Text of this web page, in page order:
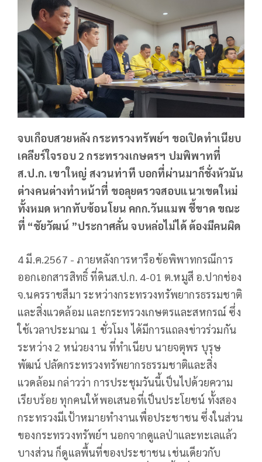
จบเกือบสวย​หลัง​ กระทรวงทรัพย์​ฯ​ ขอเปิดทำเนียบ​
เคลียร์ใจรอบ​ 2 กระทรวงเกษตรฯ​ ปมพิพาทที่
ส.ป.ก.​ เขาใหญ่​ สงวนท่าที​ บอก​ที่ผ่านมาก็ชั่งหัวมัน​
ต่างคนต่างทำหน้าที่​ ขอลุยตรวจสอบแนวเขตใหม่
ทั้งหมด หากทับซ้อนโยน คกก.วันแมพ ชี้ขาด​ ขณะ
ที่​ “ชัยวัฒน์​ ”ประกาศลั่น​ จบหล่อไม่ได้​ ต้องมีคนผิด
4 มี.ค.2567 - ภายหลังการหารือข้อพิพาทกรณีการ
ออกเอกสาร​สิทธิ์​ ที่ดินส.ป.ก.​ 4-01 ต.หมูสี​ อ.ปากช่อง​
จ.นครราชสีมา​ ระหว่างกระทรวง​ทรัพยากรธรรมชาติ​
และ​สิ่ง​แวดล้อม​ และกระทรวง​เกษตร​และ​สหกรณ์​ ซึ่ง
ใช้เวลาประมาณ​ 1 ชั่วโมง​ ได้มีการแถลงข่าวร่วมกัน
ระหว่าง​ 2 หน่วยงาน​ ที่ทำเนียบ นายจตุพร​ บุรุษ​
พัฒน์​ ปลัด​กระทรวง​ทรัพยากร​ธรรมชาติ​และ​สิ่ง​
แวดล้อม​ กล่าวว่า​ การประชุมวันนี้เป็นไปด้วยความ
เรียบร้อย ทุกคนให้พอเสนอที่เป็นประโยชน์ ทั้งสอง
กระทรวงมีเป้าหมายทำงานเพื่อประชาชน ซึ่งในส่วน
ของกระทรวงทรัพย์ฯ นอกจากดูแลป่าและทะเลแล้ว
บางส่วน ก็ดูแลพื้นที่ของประชาชน เช่นเดียวกับ